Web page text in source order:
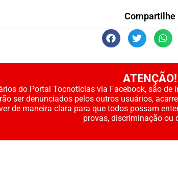
Compartilhe
ATENÇÃO!
do Portal Tocnoticias via Facebook, são
ser denunciados pelos outros usuários,
de maneira clara para que todos possam
provas, discriminação ou